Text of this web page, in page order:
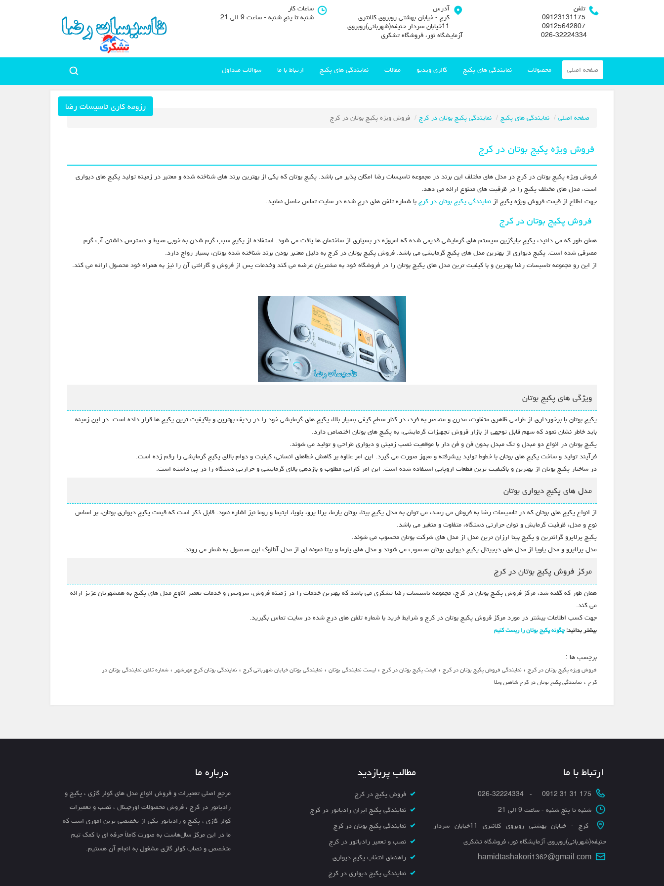
تلفن
09123131175
09125642807
آدرس
کرج - خیابان بهشتی روبروی کلانتری
11خیابان سردار حنیفه(شهربانی)روبروی
آزمایشگاه نور، فروشگاه تشکری
ساعات کار
شنبه تا پنج شنبه - ساعت 9 الی 21
صفحه اصلی محصولات نمایندگی های پکیج گالری ویدیو مقالات نمایندگی های پکیج ارتباط با ما سوالات متداول
رزومه کاری تاسیسات رضا
صفحه اصلی نمایندگی های پکیج نمایندگی پکیج بوتان در کرج فروش ویژه پکیج بوتان در کرج
فروش ویژه پکیج بوتان در کرج
فروش ویژه پکیج بوتان در کرج در مدل های مختلف این برند در مجموعه تاسیسات رضا امکان پذیر می باشد. پکیج بوتان که یکی از بهترین برند های شناخته شده و معتبر در زمینه تولید پکیج های دیواری
است، مدل های مختلف پکیج را در ظرفیت های متنوع ارائه می دهد.
جهت اطلاع از قیمت فروش ویژه پکیج ازنمایندگی پکیج بوتان در کرجبا شماره تلفن های درج شده در سایت تماس حاصل نمائید.
فروش پکیج بوتان در کرج
همان طور که می دانید، پکیج جایگزین سیستم های گرمایشی قدیمی شده که امروزه در بسیاری از ساختمان ها یافت می شود. استفاده از پکیج سبب گرم شدن به خوبی محیط و دسترس داشتن آب گرم
مصرفی شده است. پکیج دیواری از بهترین مدل های پکیج گرمایشی می باشد. فروش پکیج بوتان در کرج به دلیل معتبر بودن برند شناخته شده بوتان، بسیار رواج دارد.
از این رو مجموعه تاسیسات رضا بهترین و با کیفیت ترین مدل های پکیج بوتان را در فروشگاه خود به مشتریان عرضه می کند وخدمات پس از فروش و گارانتی آن را نیز به همراه خود محصول ارائه می کند.
ویژگی های پکیج بوتان
پکیج بوتان با برخورداری از طراحی ظاهری متفاوت، مدرن و منحصر به فرد، در کنار سطح کیفی بسیار بالا، پکیج های گرمایشی خود را در ردیف بهترین و باکیفیت ترین پکیج ها قرار داده است. در این زمینه
باید خاطر نشان نمود که سهم قابل توجهی از بازار فروش تجهیزات گرمایشی، به پکیج های بوتان اختصاص دارد.
پکیج بوتان در انواع دو مبدل و تک مبدل بدون فن و فن دار با موقعیت نصب زمینی و دیواری طراحی و تولید می شوند.
فرآیند تولید و ساخت پکیج های بوتان با خطوط تولید پیشرفته و مجهز صورت می گیرد. این امر علاوه بر کاهش خطاهای انسانی، کیفیت و دوام بالای پکیج گرمایشی را رقم زده است.
در ساختار پکیج بوتان از بهترین و باکیفیت ترین قطعات اروپایی استفاده شده است. این امر کارایی مطلوب و بازدهی بالای گرمایشی و حرارتی دستگاه را در پی داشته است.
مدل های پکیج دیواری بوتان
از انواع پکیج های بوتان که در تاسیسات رضا به فروش می رسد، می توان به مدل پکیج بیتا، بوتان پارما، پرلا پرو، پاویا، اپتیما و روما نیز اشاره نمود. قابل ذکر است که قیمت پکیج دیواری بوتان، بر اساس
نوع و مدل، ظرفیت گرمایش و توان حرارتی دستگاه، متفاوت و متغیر می باشد.
پکیج پرلاپرو گرانترین و پکیج بیتا ارزان ترین مدل از مدل های شرکت بوتان محسوب می شوند.
مدل پرلاپرو و مدل پاویا از مدل های دیجیتال پکیج دیواری بوتان محسوب می شوند و مدل های پارما و بیتا نمونه ای از مدل آنالوگ این محصول به شمار می روند.
مرکز فروش پکیج بوتان در کرج
همان طور که گفته شد، مرکز فروش پکیج بوتان در کرج، مجموعه تاسیسات رضا تشکری می باشد که بهترین خدمات را در زمینه فروش، سرویس و خدمات تعمیر اناوع مدل های پکیج به همشهریان عزیز ارائه
می کند.
جهت کسب اطلاعات بیشتر در مورد مرکز فروش پکیج بوتان در کرج و شرایط خرید با شماره تلفن های درج شده در سایت تماس بگیرید.
بیشتر بدانید:چگونه پکیج بوتان را ریست کنیم
برچسب ها :
فروش ویژه پکیج بوتان در کرج ،نمایندگی فروش پکیج بوتان در کرج ، قیمت پکیج بوتان در کرج ،لیست نمایندگی بوتان ،نمایندگی بوتان خیابان شهربانی کرج ،نمایندگی بوتان کرج مهرشهر ،شماره تلفن نمایندگی بوتان در
کرج ،نمایندگی پکیج بوتان در کرج شاهین ویلا
ارتباط با ما
175 31 31 0912 - 026-32224334
شنبه تا پنج شنبه - ساعت 9 الی 21
کرج - خیابان بهشتی روبروی کلانتری 11خیابان سردار
حنیفه(شهربانی)روبروی آزمایشگاه نور، فروشگاه تشکری
hamidtashakori1362@gmail.com
مطالب پربازدید
فروش پکیج در کرج
نمایندگی پکیج ایران رادیاتور در کرج
نمایندگی پکیج بوتان در کرج
نصب و تعمیر رادیاتور در کرج
راهنمای انتخاب پکیج دیواری
نمایندگی پکیج دیواری در کرج
درباره ما
مرجع اصلی تعمیرات و فروش انواع مدل های کولر گازی ، پکیج و
رادیاتور در کرج ، فروش محصولات اورجینال ، نصب و تعمیرات
کولر گازی ، پکیج و رادیاتور یکی از تخصصی ترین اموری است که
ما در این مرکز سال‌هاست به صورت کاملاً حرفه ای با کمک تیم
متخصص و نصاب کولر گازی مشغول به انجام آن هستیم.